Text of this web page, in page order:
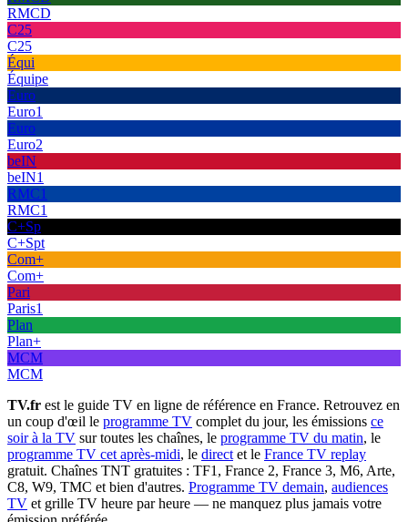
RMCD
C25
C25
Équi
Équipe
Euro
Euro1
Euro
Euro2
beIN
beIN1
RMC1
RMC1
C+Sp
C+Spt
Com+
Com+
Pari
Paris1
Plan
Plan+
MCM
MCM
TV.fr est le guide TV en ligne de référence en France. Retrouvez en
un coup d'œil le programme TV complet du jour, les émissions ce
soir à la TV sur toutes les chaînes, le programme TV du matin, le
programme TV cet après-midi, le direct et le France TV replay
gratuit. Chaînes TNT gratuites : TF1, France 2, France 3, M6, Arte,
C8, W9, TMC et bien d'autres. Programme TV demain, audiences
TV et grille TV heure par heure — ne manquez plus jamais votre